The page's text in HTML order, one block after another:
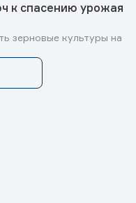
к спасению урожая
зерновые культуры на